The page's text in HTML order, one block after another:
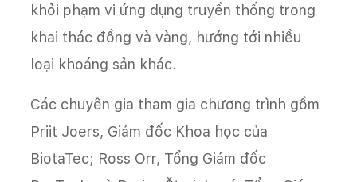
khỏi phạm vi ứng dụng truyền thống trong
khai thác đồng và vàng, hướng tới nhiều
loại khoáng sản khác.
Các chuyên gia tham gia chương trình gồm
Priit Joers, Giám đốc Khoa học của
BiotaTec; Ross Orr, Tổng Giám đốc